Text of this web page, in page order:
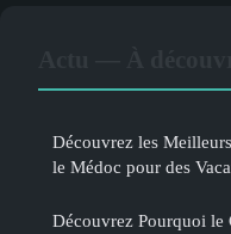
Découvrez les
le Médoc pour des
Découvrez Pourquoi le